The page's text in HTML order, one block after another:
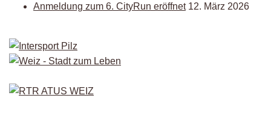
Anmeldung zum 6. CityRun eröffnet 12. März 2026